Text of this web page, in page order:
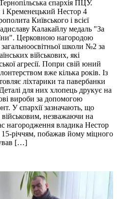
єпархія ПЦУ.
Кременецький Нестор 4
Київського і всієї
Калакайлу медаль "За
Церковною нагородою
школи №2 за
військових, які
агресії. Попри свій юний
вже кілька років. Із
ліхтарики та павербанки
для них хлопець друкує на
вироби за допомогою
У єпархії зазначають, що
незважаючи на
нагородження владика Нестор
річчям, побажав йому міцного
[…]